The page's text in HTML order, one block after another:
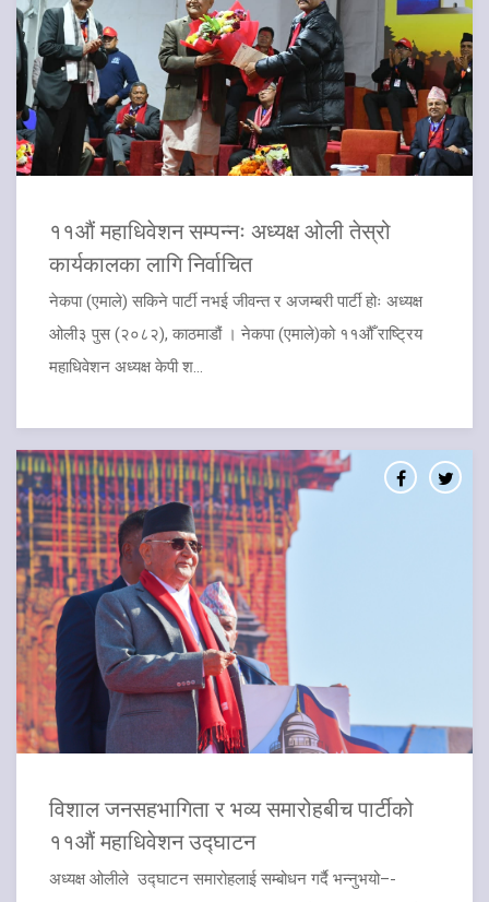
११औं महाधिवेशन सम्पन्नः अध्यक्ष ओली तेस्रो
कार्यकालका लागि निर्वाचित
नेकपा (एमाले) सकिने पार्टी नभई जीवन्त र अजम्बरी पार्टी होः अध्यक्ष
ओली३ पुस (२०८२), काठमाडौं । नेकपा (एमाले)को ११औँ राष्ट्रिय
महाधिवेशन अध्यक्ष केपी श...
विशाल जनसहभागिता र भव्य समारोहबीच पार्टीको
११औं महाधिवेशन उद्घाटन
अध्यक्ष ओलीले उद्घाटन समारोहलाई सम्बोधन गर्दै भन्नुभयो–-